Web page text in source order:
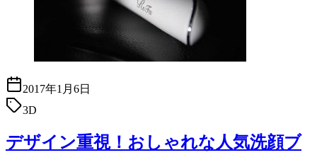
2017年1月6日
3D
デザイン重視！おしゃれな人気洗顔ブ